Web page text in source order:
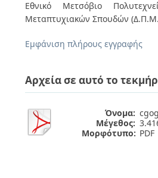
Εθνικό Μετσόβιο
Μεταπτυχιακών Σπουδών
Εμφάνιση πλήρους εγγραφής
Αρχεία σε αυτό το
Όνομα:
Μέγεθος:
Μορφότυπο: PDF